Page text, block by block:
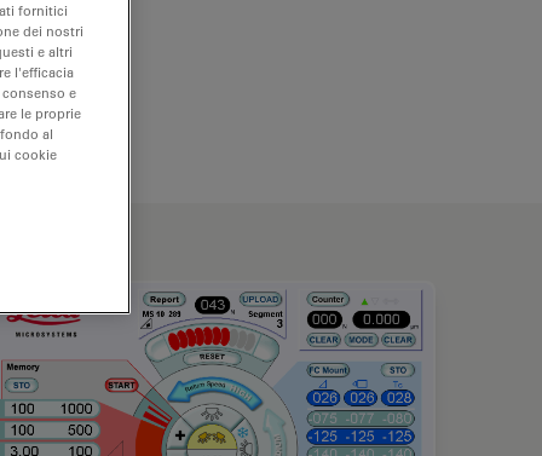
fornitici
dei nostri
e altri
l'efficacia
e
le proprie
al
cookie